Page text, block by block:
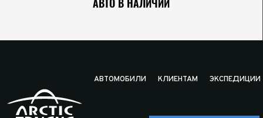
АВТО В НАЛИЧИИ
АВТОМОБИЛИ КЛИЕНТАМ ЭКСПЕДИЦИИ